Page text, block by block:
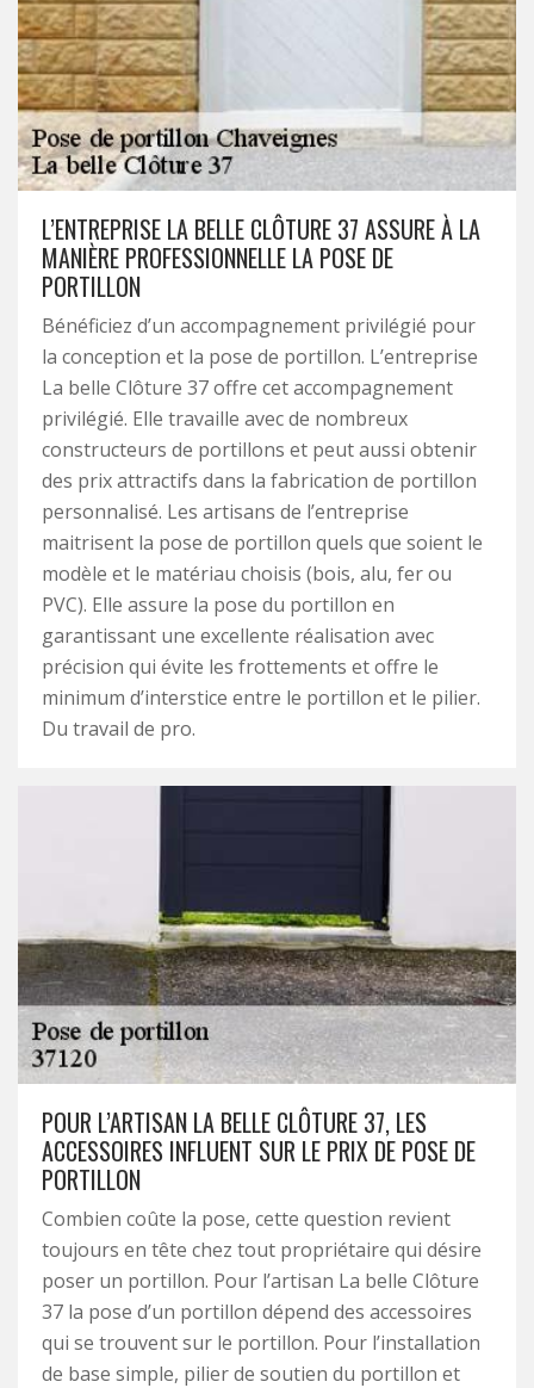
L’ENTREPRISE LA BELLE CLÔTURE 37 ASSURE À LA
MANIÈRE PROFESSIONNELLE LA POSE DE
PORTILLON
Bénéficiez d’un accompagnement privilégié pour
la conception et la pose de portillon. L’entreprise
La belle Clôture 37 offre cet accompagnement
privilégié. Elle travaille avec de nombreux
constructeurs de portillons et peut aussi obtenir
des prix attractifs dans la fabrication de portillon
personnalisé. Les artisans de l’entreprise
maitrisent la pose de portillon quels que soient le
modèle et le matériau choisis (bois, alu, fer ou
PVC). Elle assure la pose du portillon en
garantissant une excellente réalisation avec
précision qui évite les frottements et offre le
minimum d’interstice entre le portillon et le pilier.
Du travail de pro.
POUR L’ARTISAN LA BELLE CLÔTURE 37, LES
ACCESSOIRES INFLUENT SUR LE PRIX DE POSE DE
PORTILLON
Combien coûte la pose, cette question revient
toujours en tête chez tout propriétaire qui désire
poser un portillon. Pour l’artisan La belle Clôture
37 la pose d’un portillon dépend des accessoires
qui se trouvent sur le portillon. Pour l’installation
de base simple, pilier de soutien du portillon et